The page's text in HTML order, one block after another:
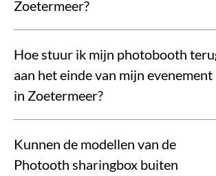
Zoetermeer?
Hoe stuur ik mijn photobooth
aan het einde van mijn evenement
in Zoetermeer?
Kunnen de modellen van de
Photooth sharingbox buiten